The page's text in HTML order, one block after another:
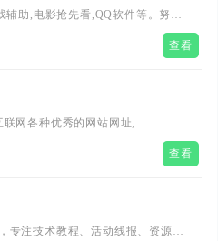
助,电影抢先看,QQ软件等。努力
供优志服务的平台，专注活动，软
查看
网各种优秀的网站网址,
全力打造全网最实用简洁的QQ技
网络技术学习起点站,用心打造最实查看
专注技术教程、活动线报、资源服